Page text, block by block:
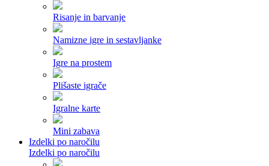
Risanje in barvanje
Namizne igre in sestavljanke
Igre na prostem
Plišaste igrače
Igralne karte
Mini zabava
Izdelki po naročilu
Izdelki po naročilu